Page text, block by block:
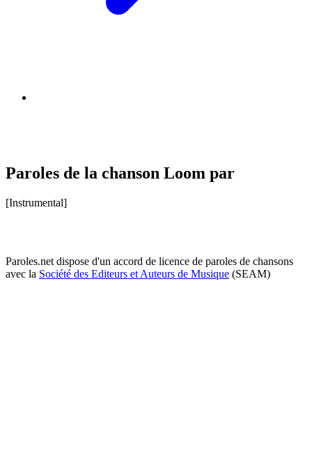
Paroles de la chanson Loom par
[Instrumental]
Paroles.net dispose d'un accord de licence de paroles de chansons
avec la Société des Editeurs et Auteurs de Musique (SEAM)